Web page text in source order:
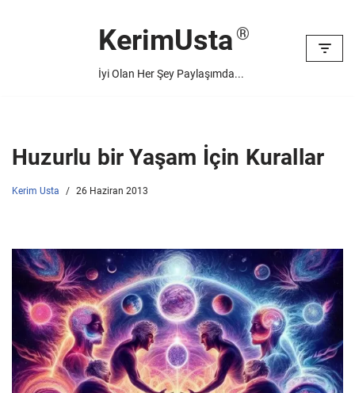
KerimUsta
İyi Olan Her Şey Paylaşımda...
Huzurlu bir Yaşam İçin Kurallar
Kerim Usta 26 Haziran 2013